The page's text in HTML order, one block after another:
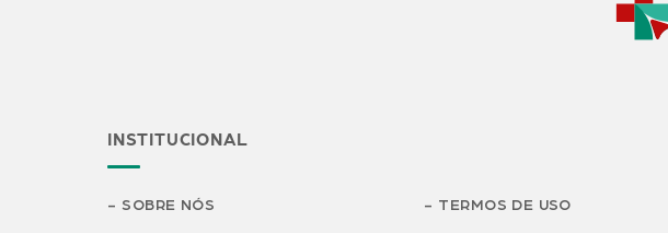
INSTITUCIONAL
SOBRE NÓS TERMOS DE USO